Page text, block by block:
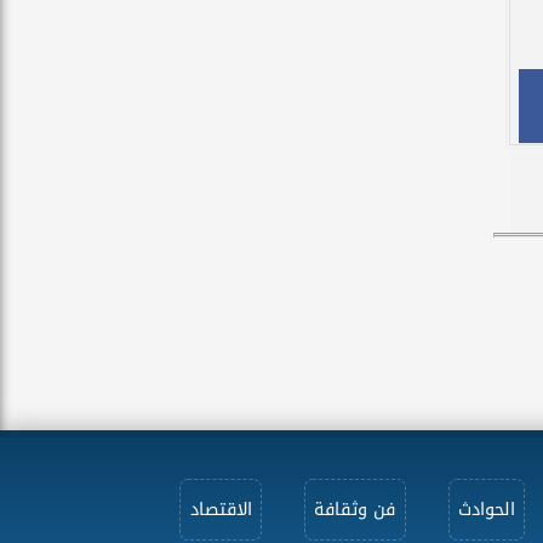
الحوادث فن وثقافة الاقتصاد